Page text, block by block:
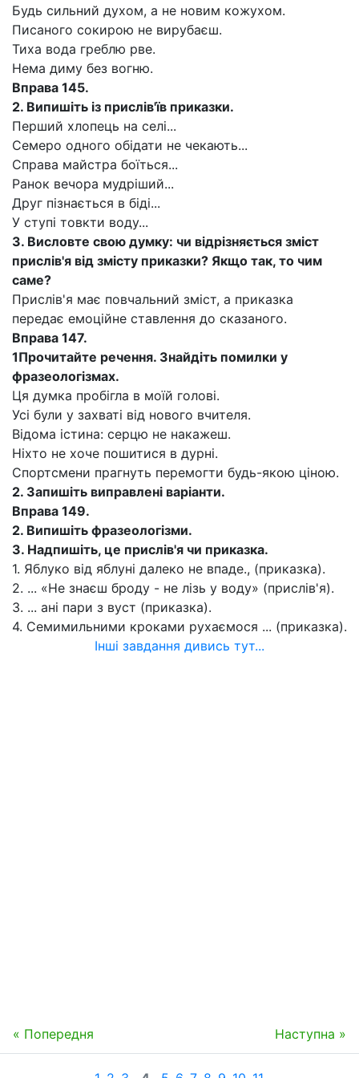
Будь сильний духом, а не новим кожухом.
Писаного сокирою не вирубаєш.
Тиха вода греблю рве.
Нема диму без вогню.
Вправа 145.
2. Випишіть із прислів'їв приказки.
Перший хлопець на селі...
Семеро одного обідати не чекають...
Справа майстра боїться...
Ранок вечора мудріший...
Друг пізнається в біді...
У ступі товкти воду...
3. Висловте свою думку: чи відрізняється зміст
прислів'я від змісту приказки? Якщо так, то чим
саме?
Прислів'я має повчальний зміст, а приказка
передає емоційне ставлення до сказаного.
Вправа 147.
1Прочитайте речення. Знайдіть помилки у
фразеологізмах.
Ця думка пробігла в моїй голові.
Усі були у захваті від нового вчителя.
Відома істина: серцю не накажеш.
Ніхто не хоче пошитися в дурні.
Спортсмени прагнуть перемогти будь-якою ціною.
2. Запишіть виправлені варіанти.
Вправа 149.
2. Випишіть фразеологізми.
3. Надпишіть, це прислів'я чи приказка.
1. Яблуко від яблуні далеко не впаде., (приказка).
2. ... «Не знаєш броду - не лізь у воду» (прислів'я).
3. ... ані пари з вуст (приказка).
4. Семимильними кроками рухаємося ... (приказка).
Інші завдання дивись тут...
« Попередня Наступна »